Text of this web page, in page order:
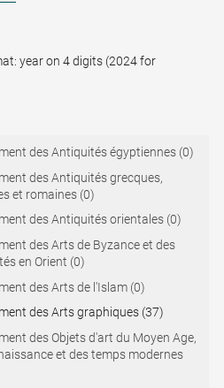
year on 4 digits (2024 for
des Antiquités égyptiennes (0)
des Antiquités grecques,
et romaines (0)
des Antiquités orientales (0)
des Arts de Byzance et des
en Orient (0)
des Arts de l'Islam (0)
des Arts graphiques (37)
des Objets d'art du Moyen Age,
et des temps modernes